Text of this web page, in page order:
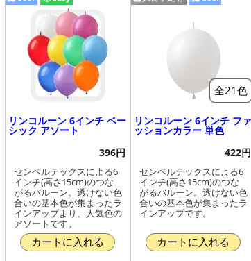
リンコルーン 6インチ ベー
シック アソート
396円
センペルテックスによる6
インチ(高さ15cm)のつな
がるバルーン。透けない色
合いの基本色が集まったラ
インアップより、人気色の
アソートです。
カートに入れる
全21色
リンコルーン 6インチ ファ
ッションカラー 単色
422円
センペルテックスによる6
インチ(高さ15cm)のつな
がるバルーン。透けない色
合いの基本色が集まったラ
インアップです。
カートに入れる